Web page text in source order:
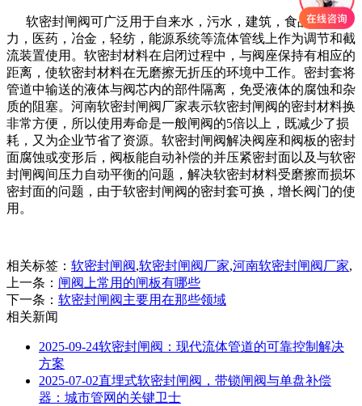
软密封闸阀可广泛用于自来水，污水，建筑，食品，电
力，医药，冶金，轻纺，能源系统等流体管线上作为调节和截
流装置使用。软密封材料在启闭过程中，与阀座保持有相应的
距离，使软密封材料在无磨擦无折压的环境中工作。密封套将
管道中输送的液体与阀芯内的部件隔离，免受液体的腐蚀和杂
质的阻塞。河南软密封闸阀厂家表示软密封闸阀的密封材料换
非常方便，所以使用寿命是一般闸阀的5倍以上，既减少了损
耗，又为企业节省了资源。软密封闸阀解决阀座和阀板的密封
面腐蚀或变形后，阀板能自动补偿的并压紧密封面以及与软密
封闸阀间压力自动平衡的问题，解决软密封材料受磨擦而损坏
密封面的问题，由于软密封闸阀的密封套可换，增长阀门的使
用。
相关标签： 软密封闸阀,软密封闸阀厂家,河南软密封闸阀厂家,
上一条： 闸阀上常用的闸板有哪些
下一条： 软密封闸阀主要用在那些领域
相关新闻
2025-09-24软密封闸阀：现代流体管道的可靠控制解决
方案
2025-07-02直埋式软密封闸阀，带锁闸阀与单盘补偿
器：城市管网的关键卫士